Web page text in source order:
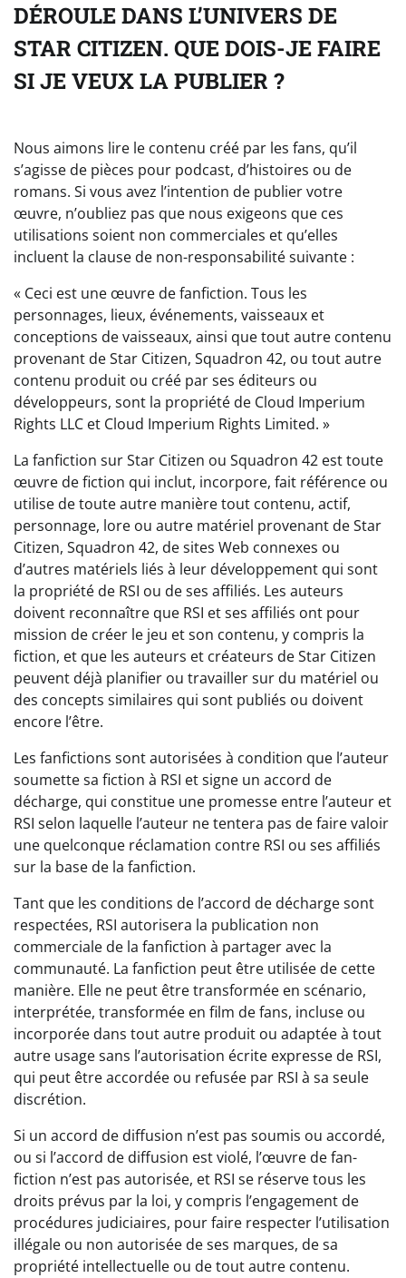
DÉROULE DANS L’UNIVERS DE
STAR CITIZEN. QUE DOIS-JE FAIRE
SI JE VEUX LA PUBLIER ?
Nous aimons lire le contenu créé par les fans, qu’il
s’agisse de pièces pour podcast, d’histoires ou de
romans. Si vous avez l’intention de publier votre
œuvre, n’oubliez pas que nous exigeons que ces
utilisations soient non commerciales et qu’elles
incluent la clause de non-responsabilité suivante :
« Ceci est une œuvre de fanfiction. Tous les
personnages, lieux, événements, vaisseaux et
conceptions de vaisseaux, ainsi que tout autre contenu
provenant de Star Citizen, Squadron 42, ou tout autre
contenu produit ou créé par ses éditeurs ou
développeurs, sont la propriété de Cloud Imperium
Rights LLC et Cloud Imperium Rights Limited. »
La fanfiction sur Star Citizen ou Squadron 42 est toute
œuvre de fiction qui inclut, incorpore, fait référence ou
utilise de toute autre manière tout contenu, actif,
personnage, lore ou autre matériel provenant de Star
Citizen, Squadron 42, de sites Web connexes ou
d’autres matériels liés à leur développement qui sont
la propriété de RSI ou de ses affiliés. Les auteurs
doivent reconnaître que RSI et ses affiliés ont pour
mission de créer le jeu et son contenu, y compris la
fiction, et que les auteurs et créateurs de Star Citizen
peuvent déjà planifier ou travailler sur du matériel ou
des concepts similaires qui sont publiés ou doivent
encore l’être.
Les fanfictions sont autorisées à condition que l’auteur
soumette sa fiction à RSI et signe un accord de
décharge, qui constitue une promesse entre l’auteur et
RSI selon laquelle l’auteur ne tentera pas de faire valoir
une quelconque réclamation contre RSI ou ses affiliés
sur la base de la fanfiction.
Tant que les conditions de l’accord de décharge sont
respectées, RSI autorisera la publication non
commerciale de la fanfiction à partager avec la
communauté. La fanfiction peut être utilisée de cette
manière. Elle ne peut être transformée en scénario,
interprétée, transformée en film de fans, incluse ou
incorporée dans tout autre produit ou adaptée à tout
autre usage sans l’autorisation écrite expresse de RSI,
qui peut être accordée ou refusée par RSI à sa seule
discrétion.
Si un accord de diffusion n’est pas soumis ou accordé,
ou si l’accord de diffusion est violé, l’œuvre de fan-
fiction n’est pas autorisée, et RSI se réserve tous les
droits prévus par la loi, y compris l’engagement de
procédures judiciaires, pour faire respecter l’utilisation
illégale ou non autorisée de ses marques, de sa
propriété intellectuelle ou de tout autre contenu.